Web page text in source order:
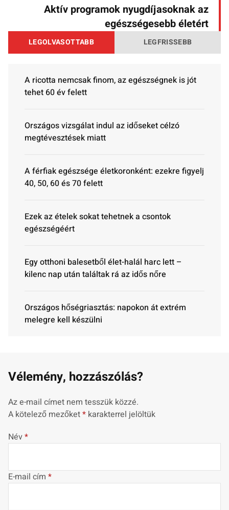
Aktív programok nyugdíjasoknak az
egészségesebb életért
LEGOLVASOTTABB LEGFRISSEBB
A ricotta nemcsak finom, az egészségnek is jót
tehet 60 év felett
Országos vizsgálat indul az időseket célzó
megtévesztések miatt
A férfiak egészsége életkoronként: ezekre figyelj
40, 50, 60 és 70 felett
Ezek az ételek sokat tehetnek a csontok
egészségéért
Egy otthoni balesetből élet-halál harc lett –
kilenc nap után találtak rá az idős nőre
Országos hőségriasztás: napokon át extrém
melegre kell készülni
Vélemény, hozzászólás?
Az e-mail címet nem tesszük közzé.
A kötelező mezőket* karakterrel jelöltük
Név*
E-mail cím *